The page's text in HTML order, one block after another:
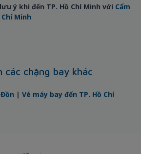
ý khi đến TP. Hồ Chí Minh với Cẩm
Minh
các chặng bay khác
| Vé máy bay đến TP. Hồ Chí